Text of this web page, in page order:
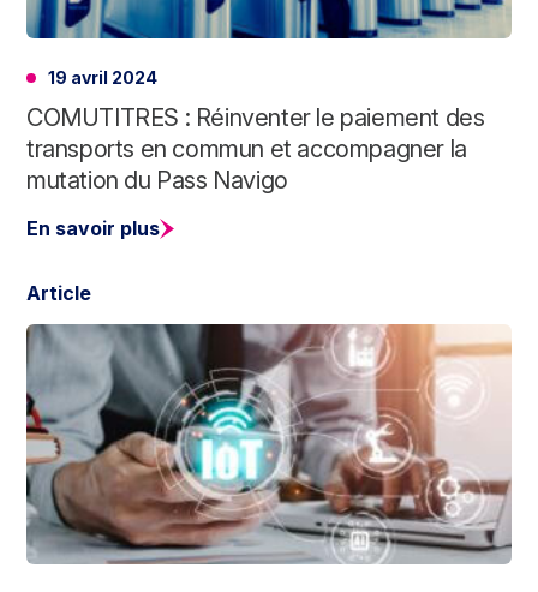
19 avril 2024
COMUTITRES : Réinventer le paiement des
transports en commun et accompagner la
mutation du Pass Navigo
En savoir plus
Article